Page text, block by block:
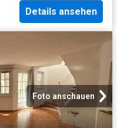
Details ansehen
Foto anschauen